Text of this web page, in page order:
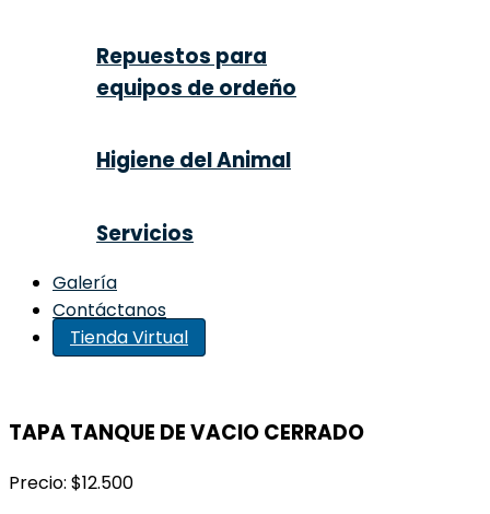
Repuestos para
equipos de ordeño
Higiene del Animal
Servicios
Galería
Contáctanos
Tienda Virtual
TAPA TANQUE DE VACIO CERRADO
Precio: $12.500